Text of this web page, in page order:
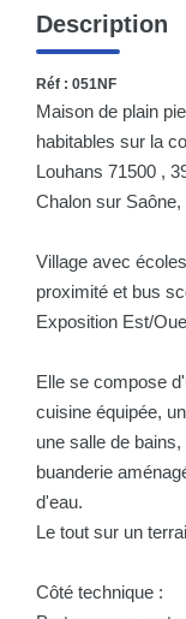
Description
Réf : 051NF
Maison de plain
habitables sur la
Louhans 71500 ,
Chalon sur Saône,
Village avec
proximité et bus
Exposition Est/
Elle se compose
cuisine équipée,
une salle de
buanderie
d'eau.
Le tout sur un
Côté technique :